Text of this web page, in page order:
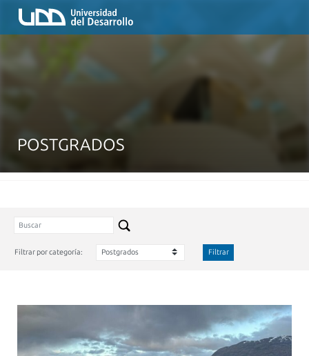
POSTGRADOS
Filtrar por categoría: Filtrar